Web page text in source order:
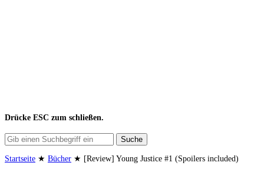
Drücke ESC zum schließen.
Suche
Startseite ★ Bücher ★ [Review] Young Justice #1 (Spoilers included)